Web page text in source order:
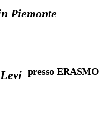
Piemonte
presso